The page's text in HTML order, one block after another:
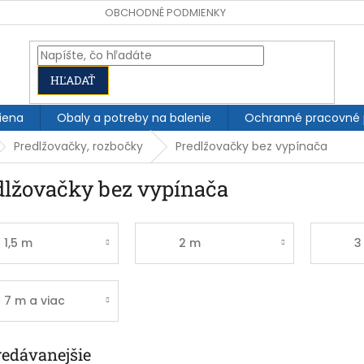
OBCHODNÉ PODMIENKY
HĽADAŤ
Obaly a potreby na balenie Ochranné
Predlžovačky, rozbočky Predlžovačky bez vypínača
bez vypínača
1,5 m 2 m
7 m a viac